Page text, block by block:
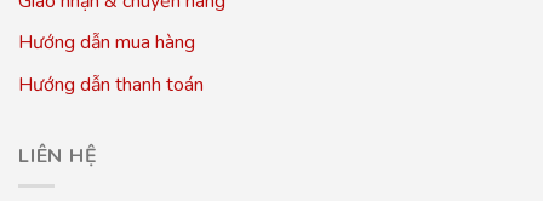
Hướng dẫn mua hàng
Hướng dẫn thanh toán
LIÊN HỆ